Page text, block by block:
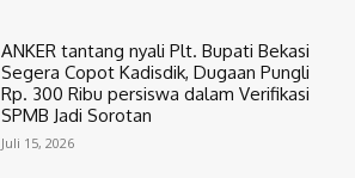
ANKER tantang nyali Plt. Bupati Bekasi
Segera Copot Kadisdik, Dugaan Pungli
Rp. 300 Ribu persiswa dalam Verifikasi
SPMB Jadi Sorotan
Juli 15, 2026